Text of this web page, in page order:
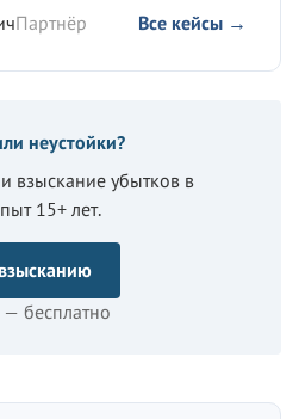
Партнёр Все кейсы →
неустойки?
взыскание убытков в
15+ лет.
бесплатно